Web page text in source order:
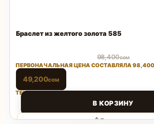
Браслет из желтого золота 585
98,400сом
ПЕРВОНАЧАЛЬНАЯ ЦЕНА СОСТАВЛЯЛА
49,200сом
ТЕКУЩАЯ ЦЕНА: 49,200 СОМ.
В КОРЗИНУ
Поделиться